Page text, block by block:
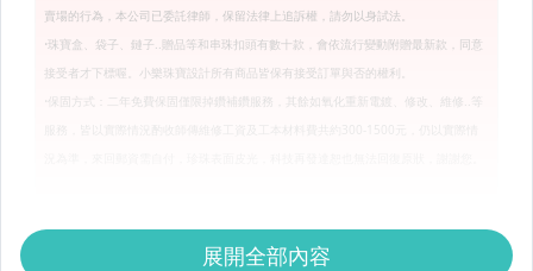
展開全部內容